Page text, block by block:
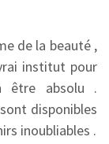
de la beauté ,
institut pour
être absolu .
disponibles
inoubliables .